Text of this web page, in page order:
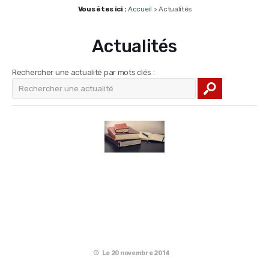
Vous êtes ici : Accueil > Actualités
Actualités
Rechercher une actualité par mots clés :
Le 20 novembre 2014